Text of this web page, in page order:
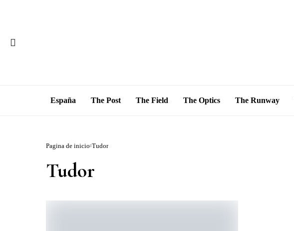
España The Post The Field The Optics The Runway
Pagina de inicio Tudor
Tudor